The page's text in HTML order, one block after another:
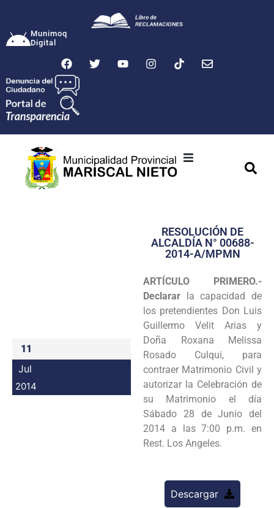
Munimoq
Digital
Transparencia
Programas
Intranet
11
Jul
2014
RESOLUCIÓN DE
ALCALDÍA N° 00688-
2014-A/MPMN
ARTÍCULO PRIMERO.-
Declarar la capacidad de
los pretendientes Don Luis
Guillermo Velit Arias y
Doña Roxana Melissa
Rosado Culqui, para
contraer Matrimonio Civil y
autorizar la Celebración de
su Matrimonio el día
Sábado 28 deJunio del
2014 a las7:00 p.m. en
Rest. Los Angeles.
Descargar